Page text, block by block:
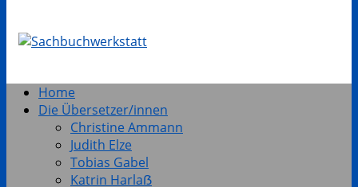
Home
Die Übersetzer/innen
Christine Ammann
Judith Elze
Tobias Gabel
Katrin Harlaẞ